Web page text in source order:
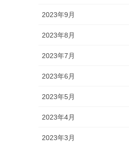
2023年9月
2023年8月
2023年7月
2023年6月
2023年5月
2023年4月
2023年3月